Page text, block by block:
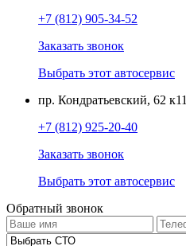
+7 (812) 905-34-52
Заказать звонок
Выбрать этот автосервис
пр. Кондратьевский, 62 к11
+7 (812) 925-20-40
Заказать звонок
Выбрать этот автосервис
Обратный звонок